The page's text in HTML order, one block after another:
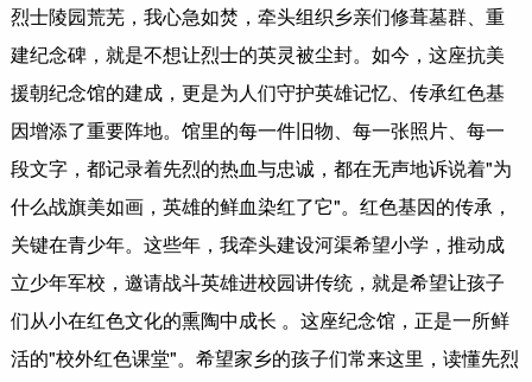
烈士陵园荒芜，我心急如焚，牵头组织乡亲们修葺墓群、重
建纪念碑，就是不想让烈士的英灵被尘封。如今，这座抗美
援朝纪念馆的建成，更是为人们守护英雄记忆、传承红色基
因增添了重要阵地。馆里的每一件旧物、每一张照片、每一
段文字，都记录着先烈的热血与忠诚，都在无声地诉说着"为
什么战旗美如画，英雄的鲜血染红了它"。红色基因的传承，
关键在青少年。这些年，我牵头建设河渠希望小学，推动成
立少年军校，邀请战斗英雄进校园讲传统，就是希望让孩子
们从小在红色文化的熏陶中成长 。这座纪念馆，正是一所鲜
活的"校外红色课堂"。希望家乡的孩子们常来这里，读懂先烈